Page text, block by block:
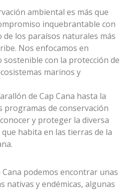
ambiental es más que
inquebrantable con
de los paraísos naturales más
Nos enfocamos en
con la protección de
marinos y
de Cap Cana hasta la
programas de conservación
y proteger la diversa
habita en las tierras de la
Cana podemos encontrar unas
nativas y endémicas, algunas